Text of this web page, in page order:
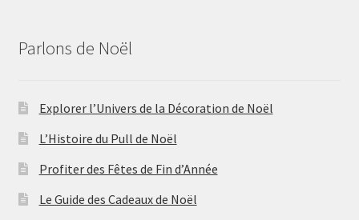
Parlons de Noël
Explorer l’Univers de la Décoration de Noël
L’Histoire du Pull de Noël
Profiter des Fêtes de Fin d’Année
Le Guide des Cadeaux de Noël